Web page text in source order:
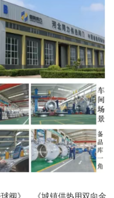
阀》、《城镇供热用双向金